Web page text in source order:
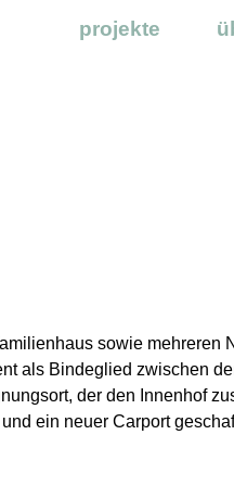
projekte
sowie mehreren
als Bindeglied zwischen
der den Innenhof
ein neuer Carport